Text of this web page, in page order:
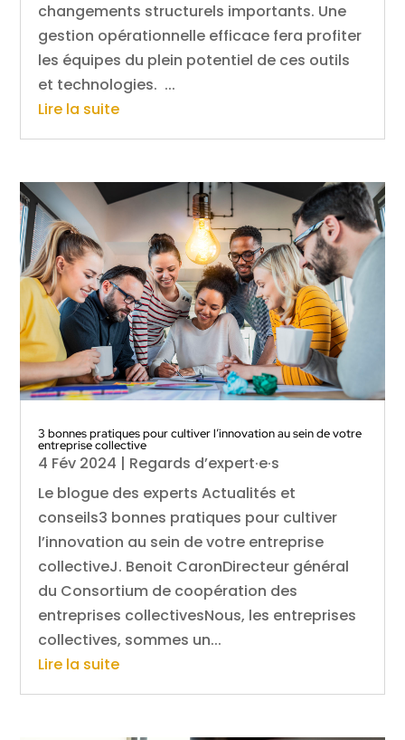
changements structurels importants. Une
gestion opérationnelle efficace fera profiter
les équipes du plein potentiel de ces outils
et technologies. ...
Lire la suite
3 bonnes pratiques pour cultiver l’innovation au sein de votre
entreprise collective
4 Fév 2024 | Regards d’expert·e·s
Le blogue des experts Actualités et
conseils3 bonnes pratiques pour cultiver
l’innovation au sein de votre entreprise
collectiveJ. Benoit CaronDirecteur général
du Consortium de coopération des
entreprises collectivesNous, les entreprises
collectives, sommes un...
Lire la suite